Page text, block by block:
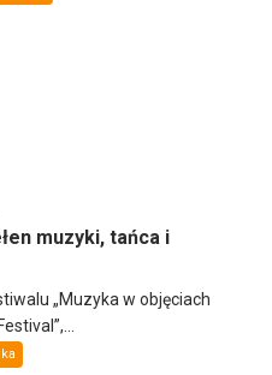
muzyki, tańca i
„Muzyka w objęciach